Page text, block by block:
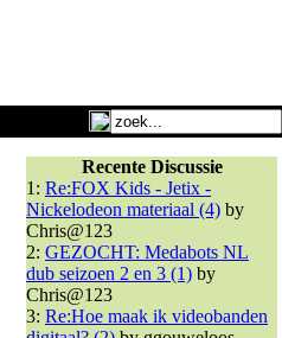
Recente Discussie
1: Re:FOX Kids - Jetix -
Nickelodeon materiaal (4) by
Chris@123
2: GEZOCHT: Medabots NL
dub seizoen 2 en 3 (1) by
Chris@123
3: Re:Hoe maak ik videobanden